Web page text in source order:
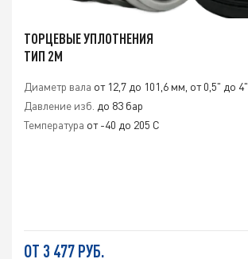
ТОРЦЕВЫЕ УПЛОТНЕНИЯ
ТИП 2M
Диаметр вала от 12,7 до 101,6 мм, от 0,5" до 4"
Давление изб. до 83 бар
Температура от -40 до 205 C
ОТ 3 477 РУБ.